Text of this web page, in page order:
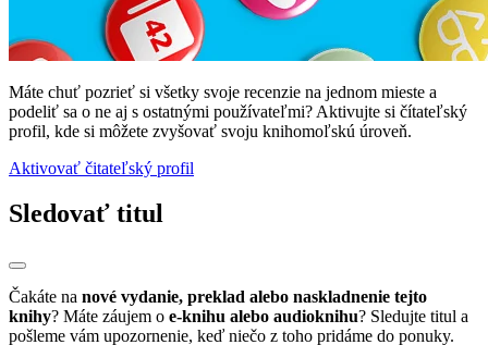
Máte chuť pozrieť si všetky svoje recenzie na jednom mieste a
podeliť sa o ne aj s ostatnými používateľmi? Aktivujte si čítateľský
profil, kde si môžete zvyšovať svoju knihomoľskú úroveň.
Aktivovať čitateľský profil
Sledovať titul
Čakáte na nové vydanie, preklad alebo naskladnenie tejto
knihy? Máte záujem o e-knihu alebo audioknihu? Sledujte titul a
pošleme vám upozornenie, keď niečo z toho pridáme do ponuky.